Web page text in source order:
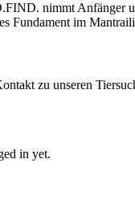
nimmt Anfänger
Fundament im
zu unseren
in yet.